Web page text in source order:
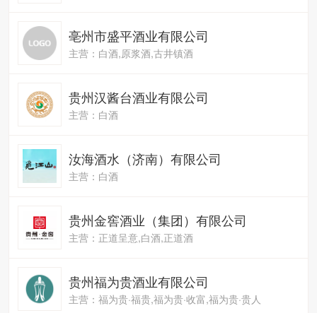
亳州市盛平酒业有限公司
主营：白酒,原浆酒,古井镇酒
贵州汉酱台酒业有限公司
主营：白酒
汝海酒水（济南）有限公司
主营：白酒
贵州金窖酒业（集团）有限公司
主营：正道呈意,白酒,正道酒
贵州福为贵酒业有限公司
主营：福为贵·福贵,福为贵·收富,福为贵·贵人